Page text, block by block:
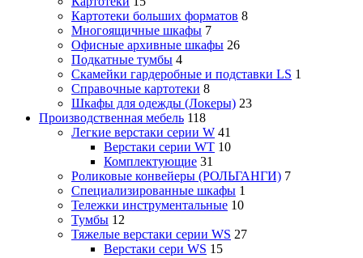
Картотеки больших форматов 8
Многоящичные шкафы 7
Офисные архивные шкафы 26
Подкатные тумбы 4
Скамейки гардеробные и подставки LS 1
Справочные картотеки 8
Шкафы для одежды (Локеры) 23
Производственная мебель 118
Легкие верстаки серии W 41
Верстаки серии WT 10
Комплектующие 31
Роликовые конвейеры (РОЛЬГАНГИ) 7
Специализированные шкафы 1
Тележки инструментальные 10
Тумбы 12
Тяжелые верстаки серии WS 27
Верстаки сери WS 15